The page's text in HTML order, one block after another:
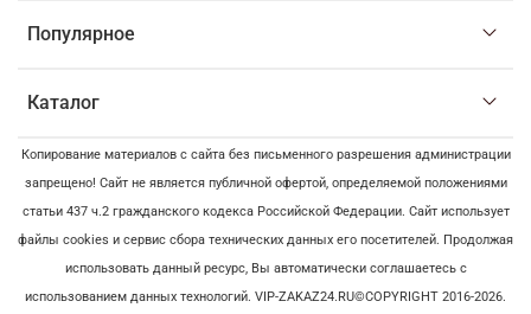
Популярное
Каталог
Копирование материалов с сайта без письменного разрешения администрации
запрещено! Сайт не является публичной офертой, определяемой положениями
статьи 437 ч.2 гражданского кодекса Российской Федерации. Сайт использует
файлы cookies и сервис сбора технических данных его посетителей. Продолжая
использовать данный ресурс, Вы автоматически соглашаетесь с
использованием данных технологий. VIP-ZAKAZ24.RU©COPYRIGHT 2016-2026.